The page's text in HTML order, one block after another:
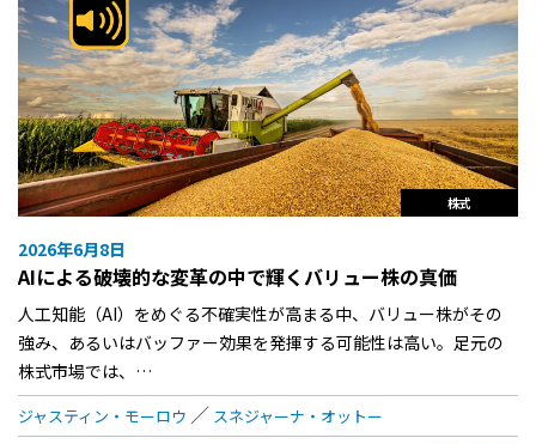
株式
2026年6月8日
AIによる破壊的な変革の中で輝くバリュー株の真価
人工知能（AI）をめぐる不確実性が高まる中、バリュー株がその
強み、あるいはバッファー効果を発揮する可能性は高い。足元の
株式市場では、…
ジャスティン・モーロウ
スネジャーナ・オットー